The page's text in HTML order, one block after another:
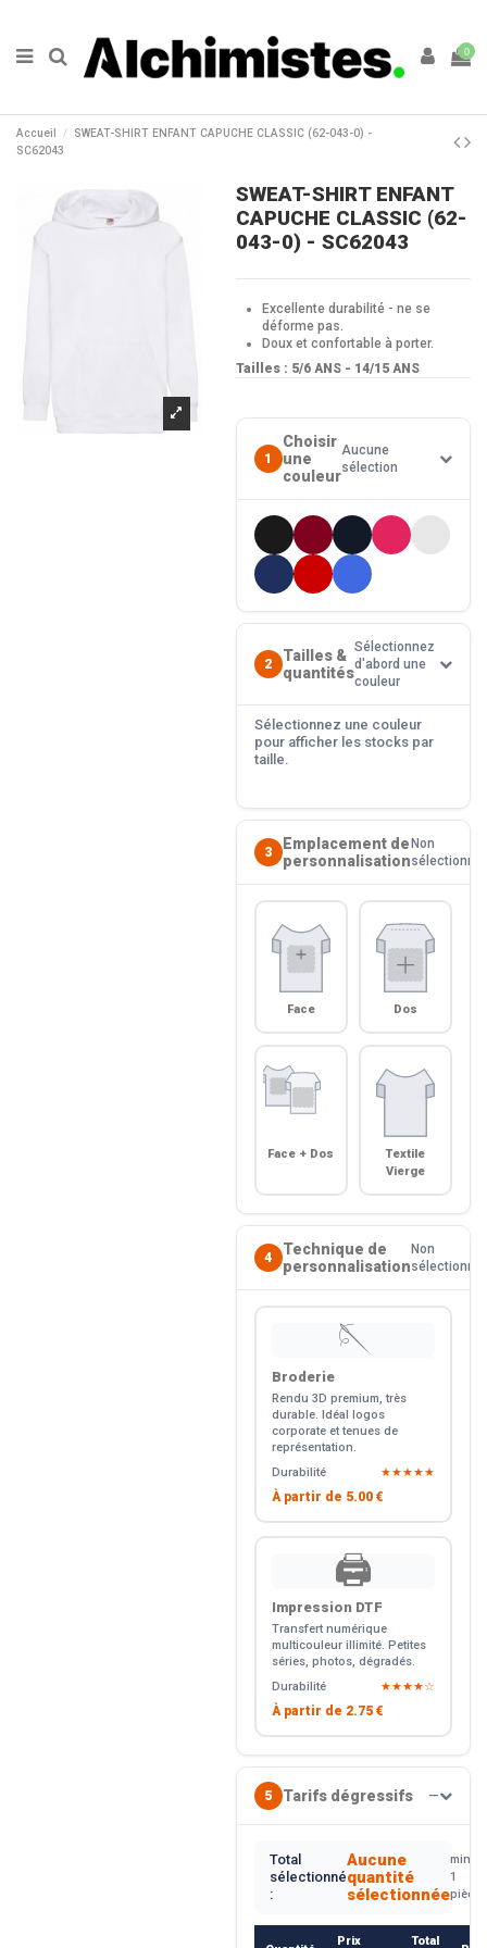
0
Accueil
SWEAT-SHIRT ENFANT CAPUCHE CLASSIC (62-043-0) -
SC62043
SWEAT-SHIRT ENFANT
CAPUCHE CLASSIC (62-
043-0) - SC62043
Excellente durabilité - ne se
déforme pas.
Doux et confortable à porter.
Tailles : 5/6 ANS- 14/15 ANS
1
Choisir
une
couleur
Aucune
sélection
2
Tailles &
quantités
Sélectionnez
d'abord une
couleur
Sélectionnez une couleur
pour afficher les stocks par
taille.
3
Emplacement de
personnalisation
Non
sélectionné
Face Dos
Face + Dos
Textile
Vierge
4
Technique de
personnalisation
Non
sélectionné
🪡
Broderie
Rendu 3D premium, très
durable. Idéal logos
corporate et tenues de
représentation.
Durabilité
★★★★★
À partir de 5.00 €
🖨️
Impression DTF
Transfert numérique
multicouleur illimité. Petites
séries, photos, dégradés.
Durabilité
★★★★☆
À partir de 2.75 €
5 Tarifs dégressifs —
Total
sélectionné
:
Aucune
quantité
sélectionnée
min.
1
pièce
Prix Total